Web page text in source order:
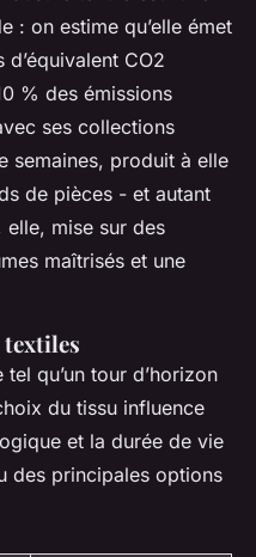
: on estime qu’elle émet
CO2
% des émissions
ses collections
semaines, produit à elle
de pièces - et autant
mise sur des
maîtrisés et une
qu’un tour d’horizon
du tissu influence
et la durée de vie
des principales options